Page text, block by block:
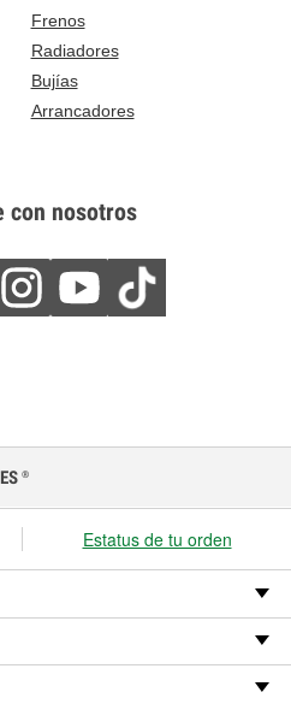
Frenos
Radiadores
Bujías
Arrancadores
con nosotros
®
Estatus de tu orden